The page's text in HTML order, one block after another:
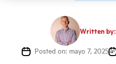
Written by:
Posted on: mayo 7, 2025